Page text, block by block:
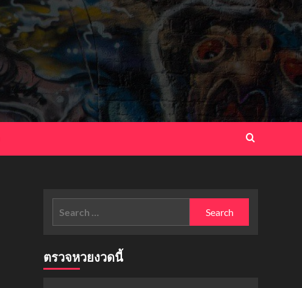
ตรวจหวยงวดนี้